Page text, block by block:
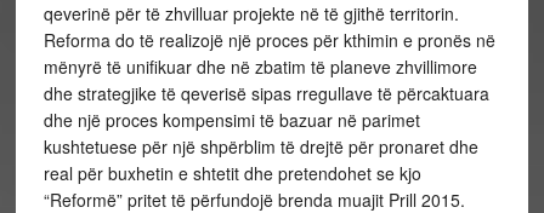
qeverinë për të zhvilluar projekte në të gjithë territorin.
Reforma do të realizojë një proces për kthimin e pronës në
mënyrë të unifikuar dhe në zbatim të planeve zhvillimore
dhe strategjike të qeverisë sipas rregullave të përcaktuara
dhe një proces kompensimi të bazuar në parimet
kushtetuese për një shpërblim të drejtë për pronaret dhe
real për buxhetin e shtetit dhe pretendohet se kjo
“Reformë” pritet të përfundojë brenda muajit Prill 2015.